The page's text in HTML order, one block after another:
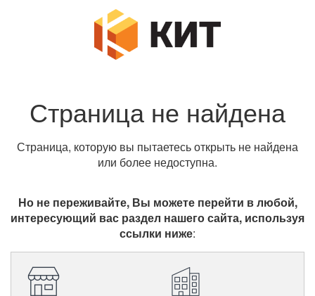
Страница не найдена
Страница, которую вы пытаетесь открыть не найдена
или более недоступна.
Но не переживайте, Вы можете перейти в любой,
интересующий вас раздел нашего сайта, используя
ссылки ниже: